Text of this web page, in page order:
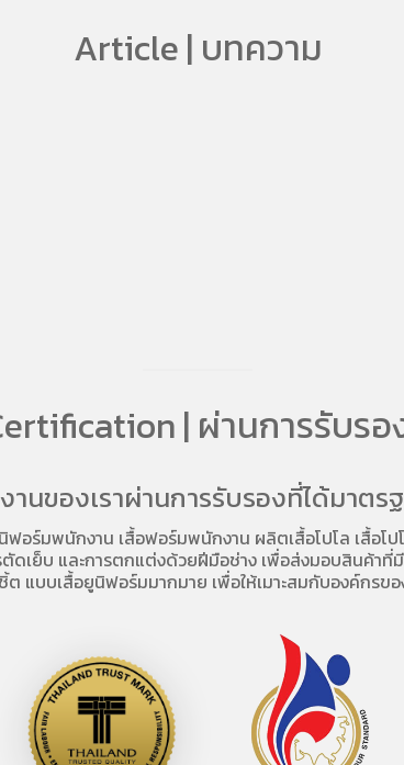
Article | บทความ
| ผ่านการรับรอ
านของเราผ่านการรับรองที่ได้มาตร
ฟอร์มพนักงาน เสื้อฟอร์มพนักงาน ผลิตเสื้อโปโล เสื้อโ
เย็บ และการตกแต่งด้วยฝีมือช่าง เพื่อส่งมอบสินค้าที่
ต แบบเสื้อยูนิฟอร์มมากมาย เพื่อให้เมาะสมกับองค์กร